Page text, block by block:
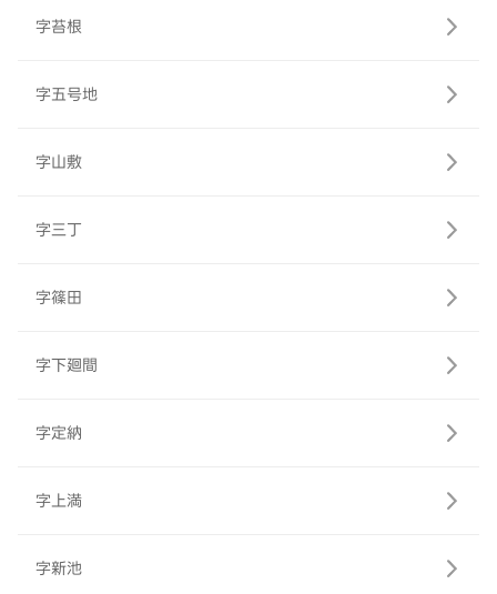
字苔根
字五号地
字山敷
字三丁
字篠田
字下廻間
字定納
字上満
字新池